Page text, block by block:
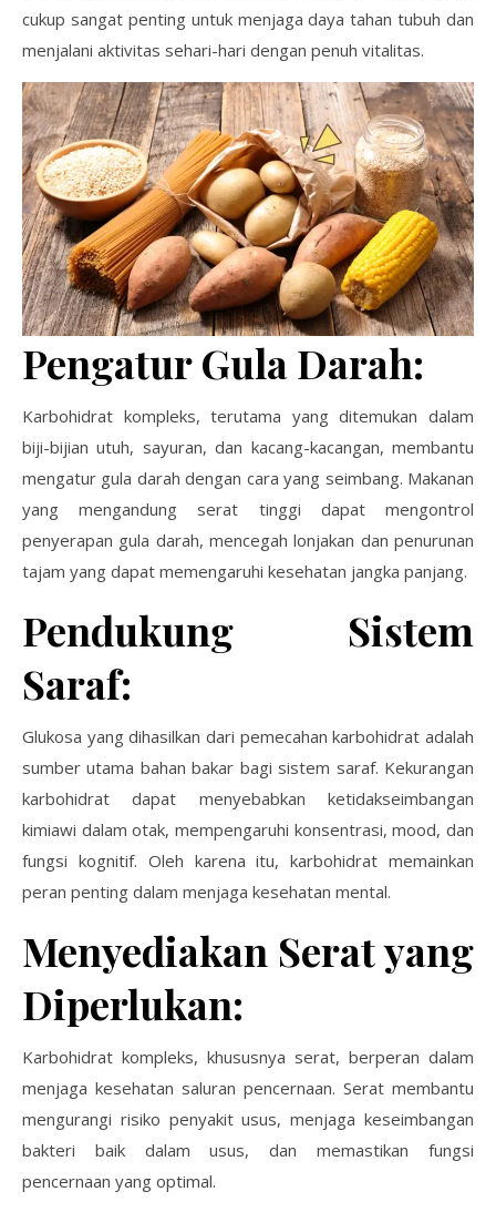
cukup sangat penting untuk menjaga daya tahan tubuh dan
menjalani aktivitas sehari-hari dengan penuh vitalitas.
Pengatur Gula Darah:
Karbohidrat kompleks, terutama yang ditemukan dalam
biji-bijian utuh, sayuran, dan kacang-kacangan, membantu
mengatur gula darah dengan cara yang seimbang. Makanan
yang mengandung serat tinggi dapat mengontrol
penyerapan gula darah, mencegah lonjakan dan penurunan
tajam yang dapat memengaruhi kesehatan jangka panjang.
Pendukung Sistem
Saraf:
Glukosa yang dihasilkan dari pemecahan karbohidrat adalah
sumber utama bahan bakar bagi sistem saraf. Kekurangan
karbohidrat dapat menyebabkan ketidakseimbangan
kimiawi dalam otak, mempengaruhi konsentrasi, mood, dan
fungsi kognitif. Oleh karena itu, karbohidrat memainkan
peran penting dalam menjaga kesehatan mental.
Menyediakan Serat yang
Diperlukan:
Karbohidrat kompleks, khususnya serat, berperan dalam
menjaga kesehatan saluran pencernaan. Serat membantu
mengurangi risiko penyakit usus, menjaga keseimbangan
bakteri baik dalam usus, dan memastikan fungsi
pencernaan yang optimal.